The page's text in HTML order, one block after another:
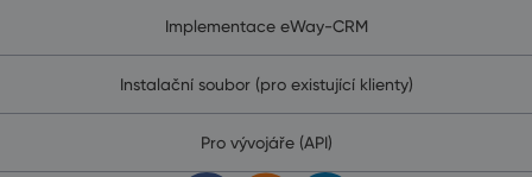
Implementace eWay-CRM
Instalační soubor (pro existující klienty)
Pro vývojáře (API)